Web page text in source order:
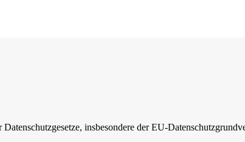
insbesondere der EU-